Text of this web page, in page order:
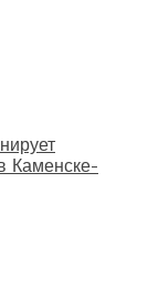
Каменске-